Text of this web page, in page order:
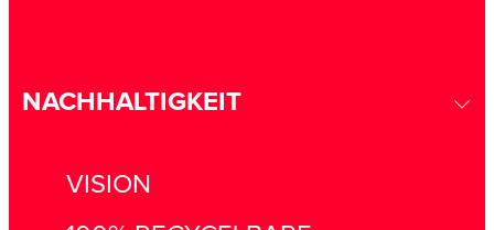
NACHHALTIGKEIT
VISION